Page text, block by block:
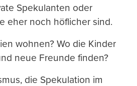
Spekulanten oder
eher noch höflicher sind.
wohnen? Wo die Kinder
neue Freunde finden?
die Spekulation im